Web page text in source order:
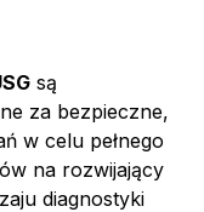
są
za bezpieczne,
w celu pełnego
na rozwijający
diagnostyki